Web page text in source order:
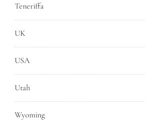
Teneriffa
UK
USA
Utah
Wyoming